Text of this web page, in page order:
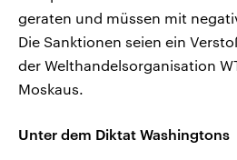
geraten und müssen mit
Die Sanktionen seien ein
der Welthandelsorganisation
Moskaus.
Unter dem Diktat Washingtons